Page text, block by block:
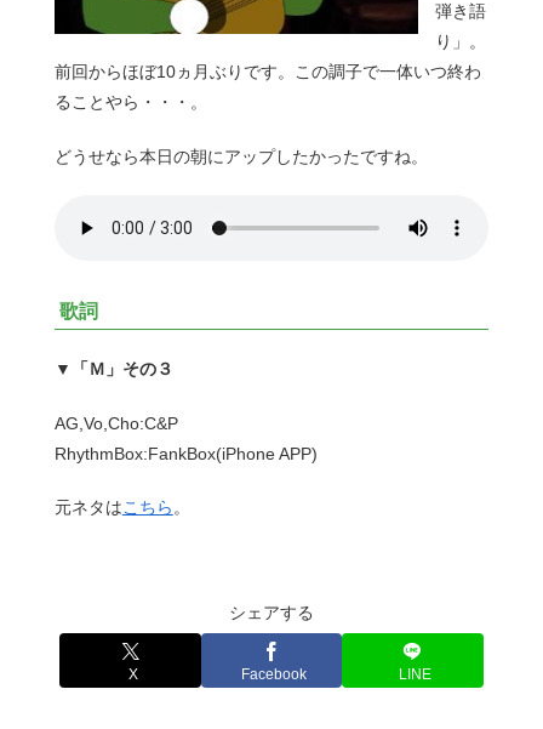
弾き語
り」。
前回からほぼ10ヵ月ぶりです。この調子で一体いつ終わ
ることやら・・・。
どうせなら本日の朝にアップしたかったですね。
歌詞
▼「Ｍ」その３
AG,Vo,Cho:C&P
RhythmBox:FankBox(iPhone APP)
元ネタはこちら。
シェアする
X Facebook LINE